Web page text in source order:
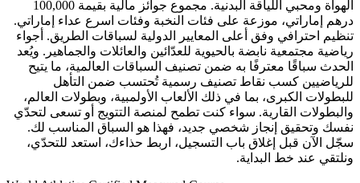
الهواة ومحبي اللياقة البدنية. مجموع جوائز مالية بقيمة 100,000
درهم إماراتي، موزعة على فئات النخبة وفئات اسرع عداء إماراتي.
تنظيم احترافي وفق أعلى المعايير الدولية لسباقات الطريق. أجواء
رياضية مجتمعية نابضة بالحيوية للعدّائين والعائلات والجماهير. ويُعد
الحدث سباقًا معترفًا به ضمن تصنيف السباقات العالمية، ما يتيح
للرياضيين كسب نقاط تصنيف رسمية تُحتسب ضمن التأهل
للبطولات الكبرى، بما في ذلك الألعاب الأولمبية، وبطولات العالم،
والبطولات القارية. سواء كنت تطمح لمنصة التتويج أو تسعى لتحدّي
نفسك وتحقيق إنجاز شخصي جديد، فهذا هو السباق المناسب لك.
سجّل الآن قبل إغلاق باب التسجيل، اربط حذاءك، استعد للتحدّي،
ونلتقي عند خط البداية.